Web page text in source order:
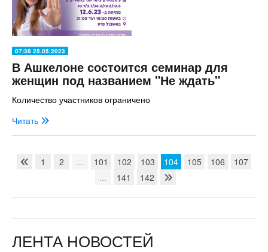
07:38 25.05.2023
В Ашкелоне состоится семинар для
женщин под названием "Не ждать"
Количество участников ограничено
Читать
1 2 ... 101 102 103 104 105 106
107
...
141 142
ЛЕНТА НОВОСТЕЙ